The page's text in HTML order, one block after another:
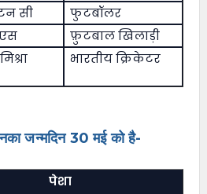
सी
फुटबॉलर
फ़ुटबाल खिलाड़ी
भारतीय क्रिकेटर
जन्मदिन 30 मई को है-
पेशा